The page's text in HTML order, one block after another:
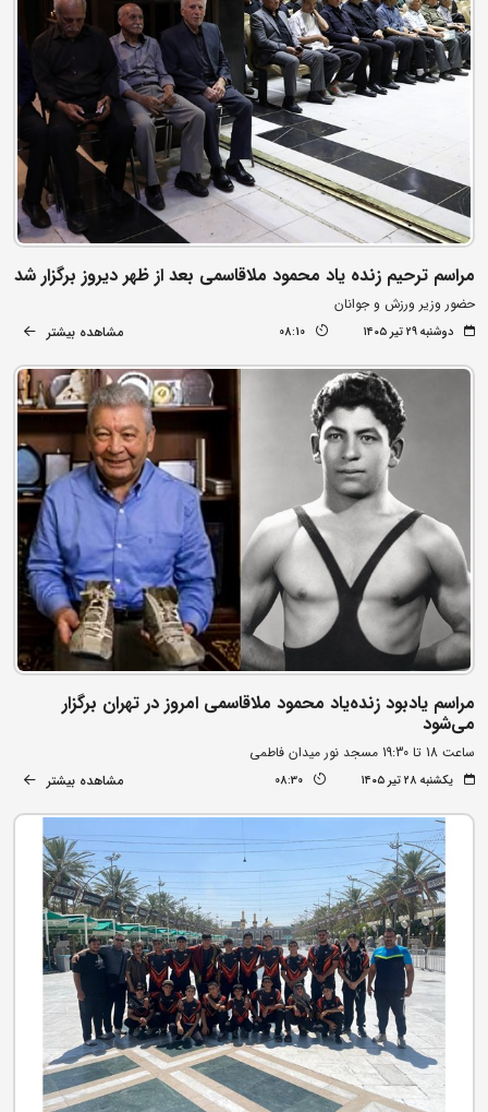
مراسم ترحیم زنده یاد محمود ملاقاسمی بعد از ظهر دیروز برگزار شد
حضور وزیر ورزش و جوانان
دوشنبه ۲۹ تیر ۱۴۰۵ 08:10 مشاهده بیشتر
مراسم یادبود زنده‌یاد محمود ملاقاسمی امروز در تهران برگزار
می‌شود
ساعت 18 تا 19:30 مسجد نور میدان فاطمی
یکشنبه ۲۸ تیر ۱۴۰۵ 08:30 مشاهده بیشتر